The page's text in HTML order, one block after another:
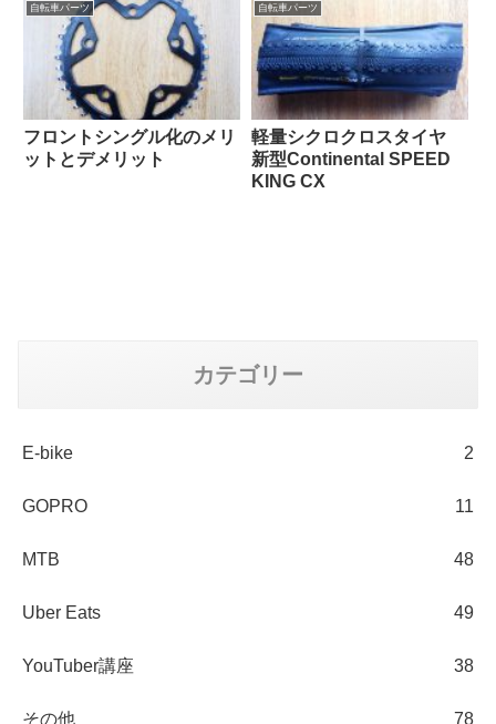
自転車パーツ
フロントシングル化のメリ
ットとデメリット
自転車パーツ
軽量シクロクロスタイヤ
新型Continental SPEED
KING CX
カテゴリー
E-bike 2
GOPRO 11
MTB 48
Uber Eats 49
YouTuber講座 38
その他 78